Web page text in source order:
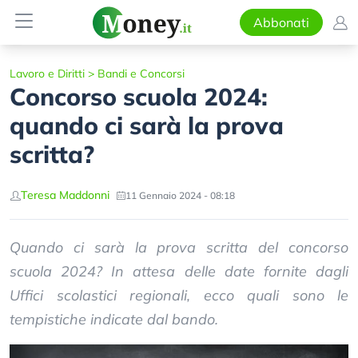
Abbonati
Lavoro e Diritti > Bandi e Concorsi
Concorso scuola 2024:
quando ci sarà la prova
scritta?
Teresa Maddonni 11 Gennaio 2024 - 08:18
Quando ci sarà la prova scritta del concorso
scuola 2024? In attesa delle date fornite dagli
Uffici scolastici regionali, ecco quali sono le
tempistiche indicate dal bando.